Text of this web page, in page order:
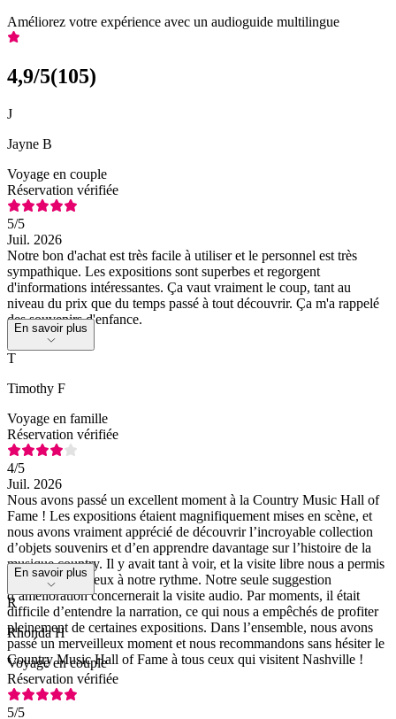
Améliorez votre expérience avec un audioguide multilingue
4,9/5(105)
J
Jayne B
Voyage en couple
Réservation vérifiée
5/5
Juil. 2026
Notre bon d'achat est très facile à utiliser et le personnel est très
sympathique. Les expositions sont superbes et regorgent
d'informations intéressantes. Ça vaut vraiment le coup, tant au
niveau du prix que du temps passé à tout découvrir. Ça m'a rappelé
des souvenirs d'enfance.
En savoir plus
T
Timothy F
Voyage en famille
Réservation vérifiée
4/5
Juil. 2026
Nous avons passé un excellent moment à la Country Music Hall of
Fame ! Les expositions étaient magnifiquement mises en scène, et
nous avons vraiment apprécié de découvrir l’incroyable collection
d’objets souvenirs et d’en apprendre davantage sur l’histoire de la
musique country. Il y avait tant à voir, et la visite libre nous a permis
d’explorer les lieux à notre rythme. Notre seule suggestion
d’amélioration concernerait la visite audio. Par moments, il était
difficile d’entendre la narration, ce qui nous a empêchés de profiter
pleinement de certaines expositions. Dans l’ensemble, nous avons
passé un merveilleux moment et nous recommandons sans hésiter le
Country Music Hall of Fame à tous ceux qui visitent Nashville !
En savoir plus
R
Rhonda H
Voyage en couple
Réservation vérifiée
5/5